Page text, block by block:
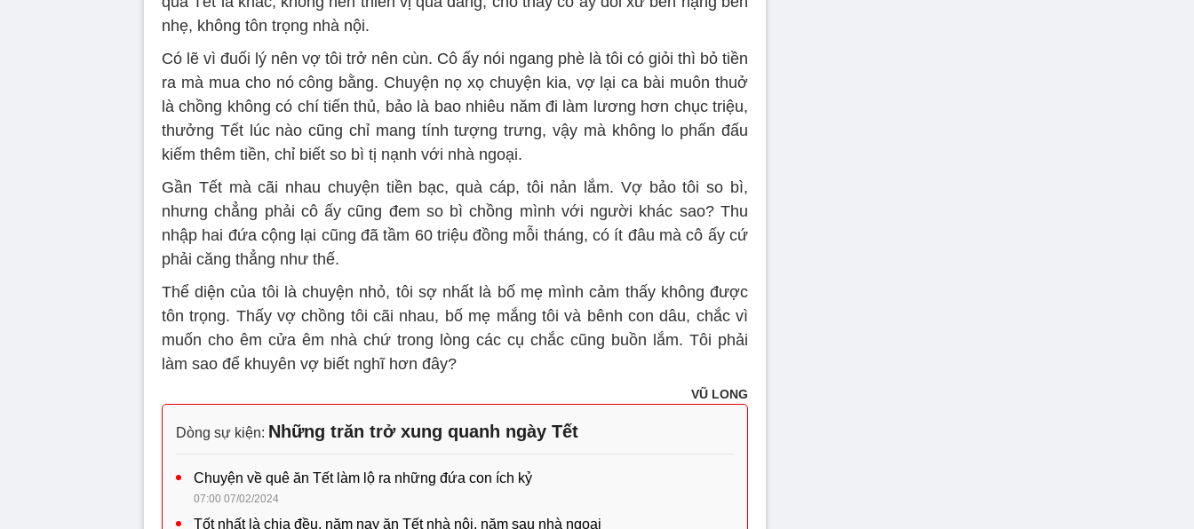
nhẹ, không tôn trọng nhà nội.
Có lẽ vì đuối lý nên vợ tôi trở nên cùn. Cô ấy nói ngang phè là tôi có giỏi thì bỏ tiền
ra mà mua cho nó công bằng. Chuyện nọ xọ chuyện kia, vợ lại ca bài muôn thuở
là chồng không có chí tiến thủ, bảo là bao nhiêu năm đi làm lương hơn chục triệu,
thưởng Tết lúc nào cũng chỉ mang tính tượng trưng, vậy mà không lo phấn đấu
kiếm thêm tiền, chỉ biết so bì tị nạnh với nhà ngoại.
Gần Tết mà cãi nhau chuyện tiền bạc, quà cáp, tôi nản lắm. Vợ bảo tôi so bì,
nhưng chẳng phải cô ấy cũng đem so bì chồng mình với người khác sao? Thu
nhập hai đứa cộng lại cũng đã tầm 60 triệu đồng mỗi tháng, có ít đâu mà cô ấy cứ
phải căng thẳng như thế.
Thể diện của tôi là chuyện nhỏ, tôi sợ nhất là bố mẹ mình cảm thấy không được
tôn trọng. Thấy vợ chồng tôi cãi nhau, bố mẹ mắng tôi và bênh con dâu, chắc vì
muốn cho êm cửa êm nhà chứ trong lòng các cụ chắc cũng buồn lắm. Tôi phải
làm sao để khuyên vợ biết nghĩ hơn đây?
VŨ LONG
Dòng sự kiện: Những trăn trở xung quanh ngày Tết
Chuyện về quê ăn Tết làm lộ ra những đứa con ích kỷ
07:00 07/02/2024
Tốt nhất là chia đều, năm nay ăn Tết nhà nội, năm sau nhà ngoại